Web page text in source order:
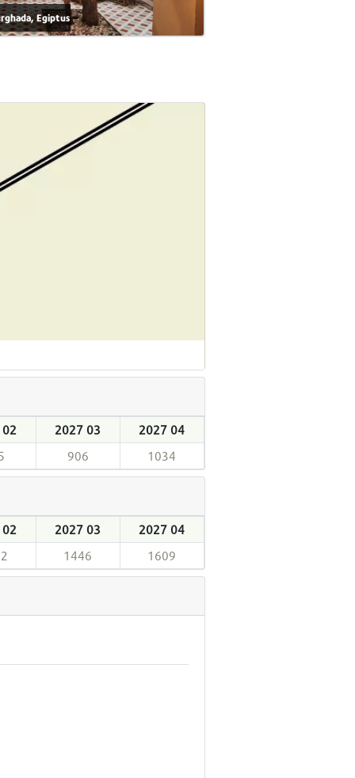
Egiptus
2027 03
2027 04
906 1034
2027 03
2027 04
1446 1609